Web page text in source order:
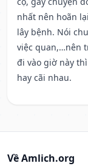
nhất nên hoãn
lây bệnh. Nói
việc quan,…nên
đi vào giờ này
hay cãi nhau.
Về Amlich.org